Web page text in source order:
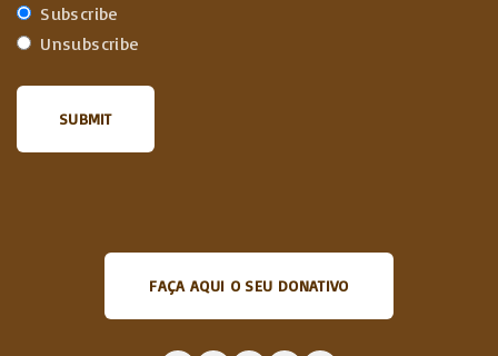
Subscribe
Unsubscribe
FAÇA AQUI O SEU DONATIVO